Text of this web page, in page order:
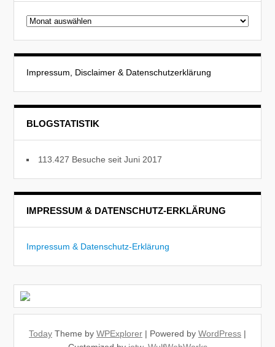
Beitragsarchiv
Impressum, Disclaimer & Datenschutzerklärung
BLOGSTATISTIK
113.427 Besuche seit Juni 2017
IMPRESSUM & DATENSCHUTZ-ERKLÄRUNG
Impressum & Datenschutz-Erklärung
Today Theme by WPExplorer | Powered by WordPress |